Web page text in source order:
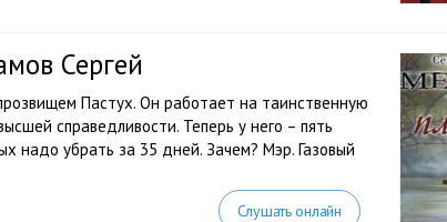
Сергей
Пастух. Он работает на таинственную
справедливости. Теперь у него – пять
надо убрать за 35 дней. Зачем? Мэр. Газовый
Слушать онлайн